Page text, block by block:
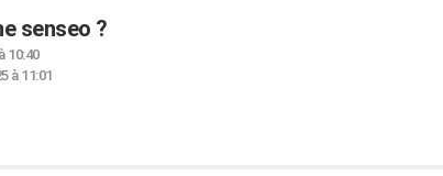
senseo ?
10:40
à 11:01